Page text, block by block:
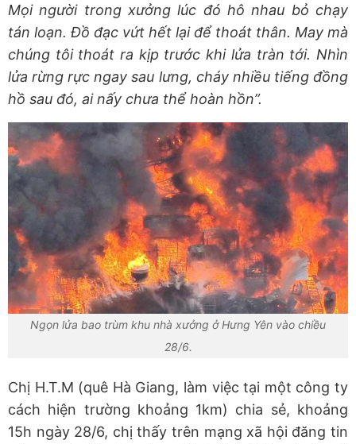
Mọi người trong xưởng lúc đó hô nhau bỏ chạy
tán loạn. Đồ đạc vứt hết lại để thoát thân. May mà
chúng tôi thoát ra kịp trước khi lửa tràn tới. Nhìn
lửa rừng rực ngay sau lưng, cháy nhiều tiếng đồng
hồ sau đó, ai nấy chưa thể hoàn hồn”.
Ngọn lửa bao trùm khu nhà xưởng ở Hưng Yên vào chiều
28/6.
Chị H.T.M (quê Hà Giang, làm việc tại một công ty
cách hiện trường khoảng 1km) chia sẻ, khoảng
15h ngày 28/6, chị thấy trên mạng xã hội đăng tin